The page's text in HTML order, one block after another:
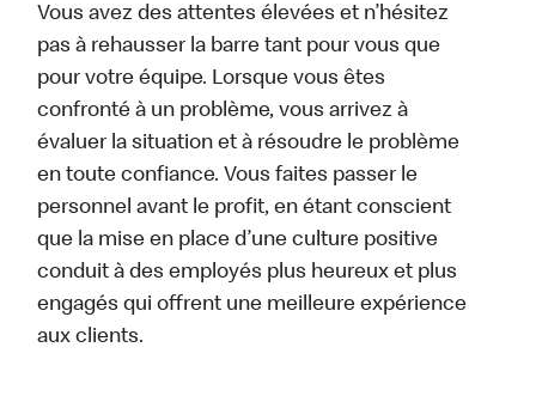
Vous avez des attentes élevées et n’hésitez
pas à rehausser la barre tant pour vous que
pour votre équipe. Lorsque vous êtes
confronté à un problème, vous arrivez à
évaluer la situation et à résoudre le problème
en toute confiance. Vous faites passer le
personnel avant le profit, en étant conscient
que la mise en place d’une culture positive
conduit à des employés plus heureux et plus
engagés qui offrent une meilleure expérience
aux clients.